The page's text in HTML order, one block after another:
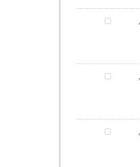
,
,
,